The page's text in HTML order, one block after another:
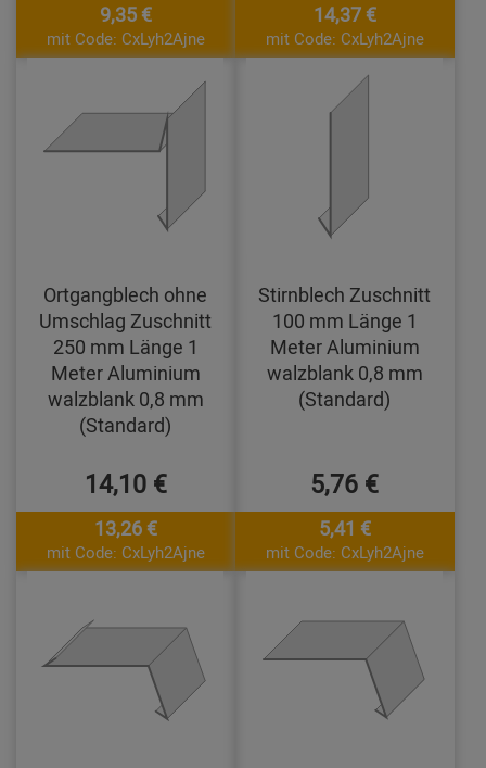
9,35 €
mit Code: CxLyh2Ajne
14,37 €
mit Code: CxLyh2Ajne
Ortgangblech ohne
Umschlag Zuschnitt
250 mm Länge 1
Meter Aluminium
walzblank 0,8 mm
(Standard)
14,10 €
13,26 €
mit Code: CxLyh2Ajne
Stirnblech Zuschnitt
100 mm Länge 1
Meter Aluminium
walzblank 0,8 mm
(Standard)
5,76 €
5,41 €
mit Code: CxLyh2Ajne